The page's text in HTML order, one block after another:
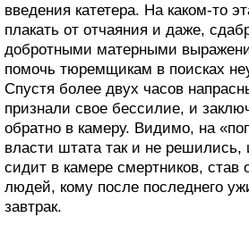
введения катетера. На каком-то
плакать от отчаяния и даже,
добротными матерными
помочь тюремщикам в поисках
Спустя более двух часов
признали свое бессилие, и
обратно в камеру. Видимо, на
власти штата так и не
сидит в камере смертников, став
людей, кому после последнего
завтрак.